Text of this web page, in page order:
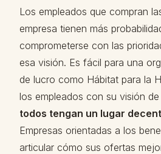
Los empleados que compran
empresa tienen más
comprometerse con las
esa visión. Es fácil para una
de lucro como Hábitat para la
los empleados con su visión de
todos tengan un lugar
Empresas orientadas a los
articular cómo sus ofertas